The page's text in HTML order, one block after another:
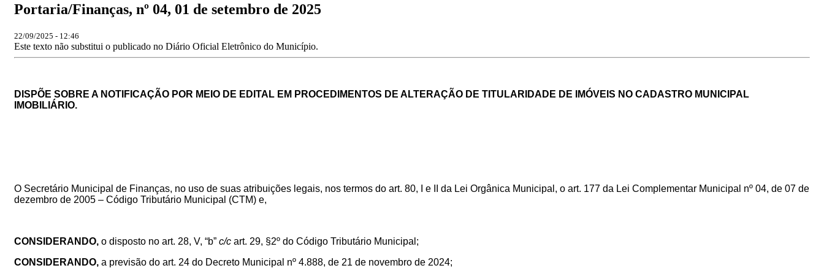
Portaria/Finanças, nº 04, 01 de setembro de 2025
22/09/2025 - 12:46
Este texto não substitui o publicado no Diário Oficial Eletrônico do Município.
DISPÕE SOBRE A NOTIFICAÇÃO POR MEIO DE EDITAL EM PROCEDIMENTOS DE ALTERAÇÃO DE TITULARIDADE DE IMÓVEIS NO CADASTRO MUNICIPAL
IMOBILIÁRIO.
O Secretário Municipal de Finanças, no uso de suas atribuições legais, nos termos do art. 80, I e II da Lei Orgânica Municipal, o art. 177 da Lei Complementar Municipal nº 04, de 07 de
dezembro de 2005 – Código Tributário Municipal (CTM) e,
CONSIDERANDO, o disposto no art. 28, V, “b” c/c art. 29, §2º do Código Tributário Municipal;
CONSIDERANDO, a previsão do art. 24 do Decreto Municipal nº 4.888, de 21 de novembro de 2024;